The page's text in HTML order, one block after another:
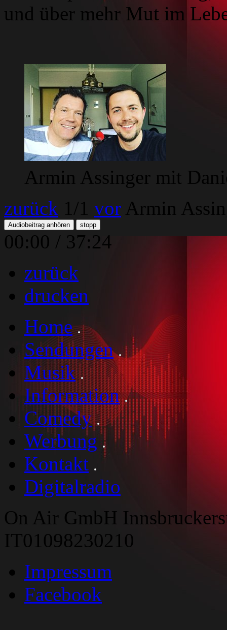
und über mehr Mut im
Armin Assinger mit
zurück 1 /1 vor Armin
Audiobeitrag anhören stopp
00:00 / 37:24
zurück
drucken
Home
Sendungen
Musik
Information
Comedy
Werbung
Kontakt
Digitalradio
On Air GmbH
IT01098230210
Impressum
Facebook